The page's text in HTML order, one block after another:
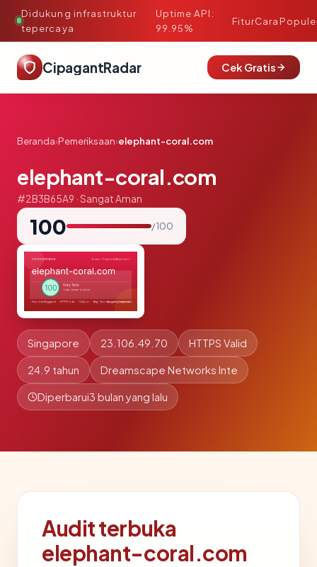
Didukung infrastruktur
tepercaya
·
Uptime API:
99.95%
FiturCara
CipagantRadar Cek Gratis
Beranda›Pemeriksaan›elephant-coral.com
elephant-coral.com
#2B3B65A9 · Sangat Aman
100 / 100
Singapore 23.106.49.70 HTTPS Valid
24.9 tahun Dreamscape Networks Inte
Diperbarui3 bulan yang lalu
Audit terbuka
elephant-coral.com